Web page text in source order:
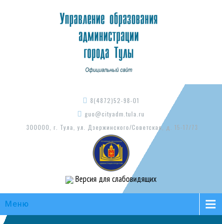
8(4872)52-98-01
guo@cityadm.tula.ru
300000, г. Тула, ул. Дзержинского/Советская, д. 15-17/73
Версия для слабовидящих
Меню